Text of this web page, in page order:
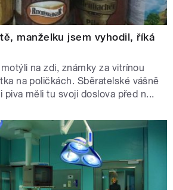
manželku jsem vyhodil, říká
na zdi, známky za vitrínou
na poličkách. Sběratelské vášně
piva měli tu svoji doslova před n...